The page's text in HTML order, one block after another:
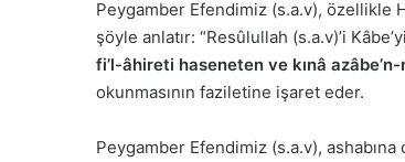
Peygamber Efendimiz (s.a.v), özellikle
şöyle anlatır: “Resûlullah (s.a.v)’i
fi’l-âhireti haseneten ve kınâ azâbe’n-
okunmasının faziletine işaret eder.
Peygamber Efendimiz (s.a.v),